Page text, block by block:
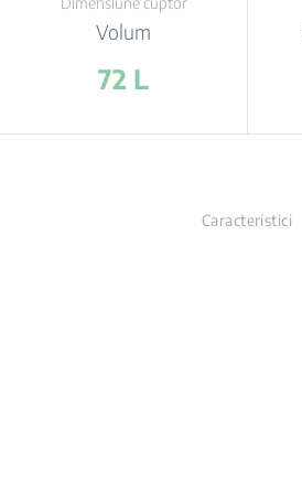
Volum
72 L
Caracteristici